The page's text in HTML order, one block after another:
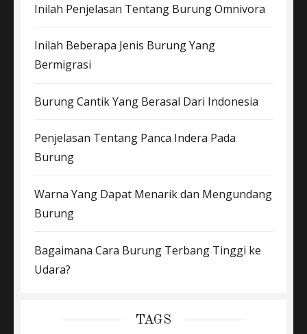
Inilah Penjelasan Tentang Burung Omnivora
Inilah Beberapa Jenis Burung Yang
Bermigrasi
Burung Cantik Yang Berasal Dari Indonesia
Penjelasan Tentang Panca Indera Pada
Burung
Warna Yang Dapat Menarik dan Mengundang
Burung
Bagaimana Cara Burung Terbang Tinggi ke
Udara?
TAGS